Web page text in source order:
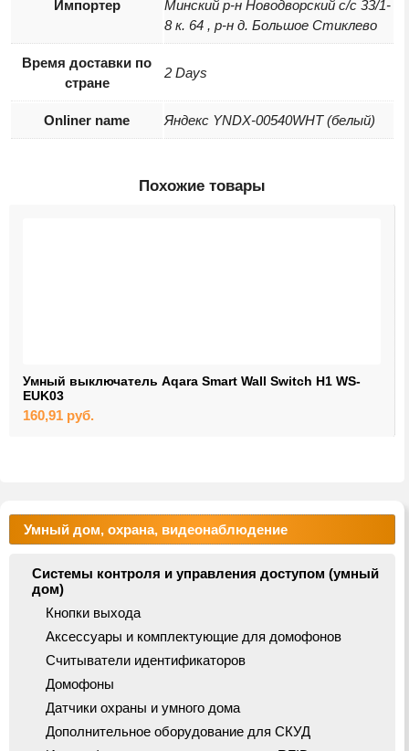
Импортер
Минский р-н Новодворский с/с 33/1-
8 к. 64 , р-н д. Большое Стиклево
Время доставки по
стране
2 Days
Onliner name Яндекс YNDX-00540WHT (белый)
Похожие товары
Умный выключатель Aqara Smart Wall Switch H1 WS-
EUK03
160,91 руб.
Умный дом, охрана, видеонаблюдение
Системы контроля и управления доступом (умный
дом)
Кнопки выхода
Аксессуары и комплектующие для домофонов
Считыватели идентификаторов
Домофоны
Датчики охраны и умного дома
Дополнительное оборудование для СКУД